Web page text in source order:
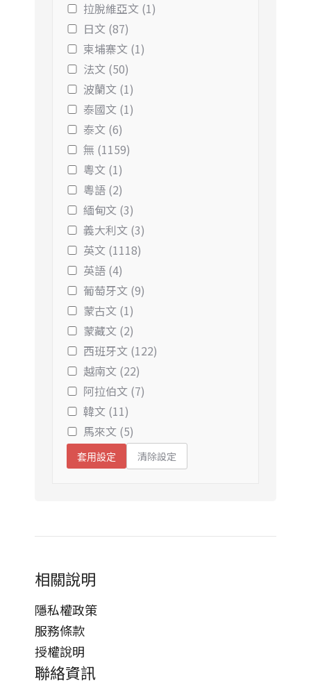
拉脫維亞文 (1)
日文 (87)
柬埔寨文 (1)
法文 (50)
波蘭文 (1)
泰國文 (1)
泰文 (6)
無 (1159)
粵文 (1)
粵語 (2)
緬甸文 (3)
義大利文 (3)
英文 (1118)
英語 (4)
葡萄牙文 (9)
蒙古文 (1)
蒙藏文 (2)
西班牙文 (122)
越南文 (22)
阿拉伯文 (7)
韓文 (11)
馬來文 (5)
套用設定 清除設定
相關說明
隱私權政策
服務條款
授權說明
聯絡資訊